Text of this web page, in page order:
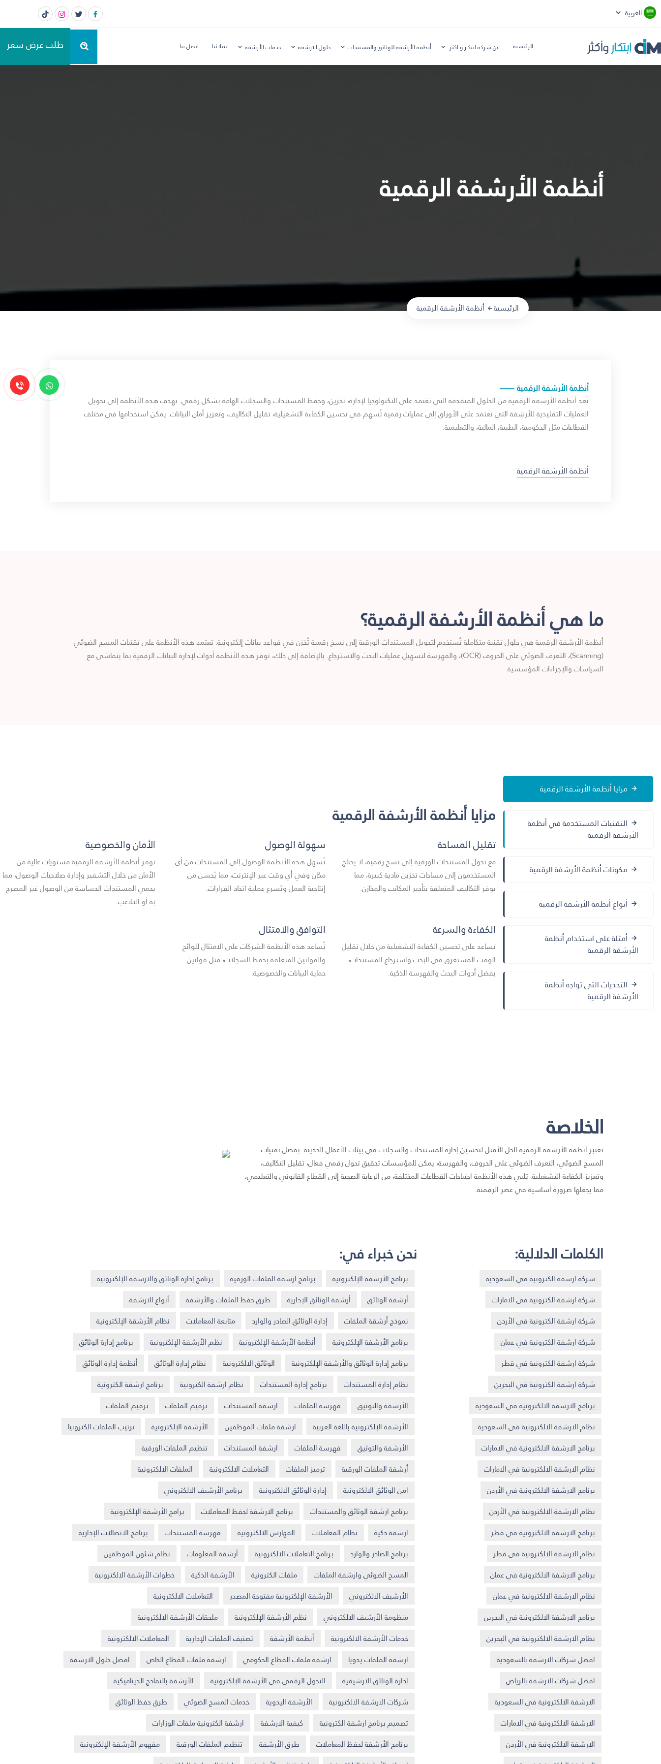
العربية
الرئيسية عن شركة ابتكار و اكثر أنظمة الأرشفة للوثائق والمستندات حلول الارشفة خدمات الأرشفة عملائنا اتصل بنا طلب عرض سعر
أنظمة الأرشفة الرقمية
الرئيسية أنظمة الأرشفة الرقمية
أنظمة الأرشفة الرقمية
تُعد أنظمة الأرشفة الرقمية من الحلول المتقدمة التي تعتمد على التكنولوجيا لإدارة، تخزين، وحفظ المستندات والسجلات الهامة بشكل رقمي. تهدف هذه الأنظمة إلى تحويل
العمليات التقليدية للأرشفة التي تعتمد على الأوراق إلى عمليات رقمية تُسهم في تحسين الكفاءة التشغيلية، تقليل التكاليف، وتعزيز أمان البيانات. يمكن استخدامها في مختلف
القطاعات مثل الحكومية، الطبية، المالية، والتعليمية.
أنظمة الأرشفة الرقمية
ما هي أنظمة الأرشفة الرقمية؟
أنظمة الأرشفة الرقمية هي حلول تقنية متكاملة تُستخدم لتحويل المستندات الورقية إلى نسخ رقمية تُخزن في قواعد بيانات إلكترونية. تعتمد هذه الأنظمة على تقنيات المسح الضوئي
(Scanning)، التعرف الضوئي على الحروف (OCR)، والفهرسة لتسهيل عمليات البحث والاسترجاع. بالإضافة إلى ذلك، توفر هذه الأنظمة أدوات لإدارة البيانات الرقمية بما يتماشى مع
السياسات والإجراءات المؤسسية.
مزايا أنظمة الأرشفة الرقمية
التقنيات المستخدمة في أنظمة
الأرشفة الرقمية
مكونات أنظمة الأرشفة الرقمية
أنواع أنظمة الأرشفة الرقمية
أمثلة على استخدام أنظمة
الأرشفة الرقمية
التحديات التي تواجه أنظمة
الأرشفة الرقمية
مزايا أنظمة الأرشفة الرقمية
تقليل المساحة
مع تحول المستندات الورقية إلى نسخ رقمية، لا يحتاج
المستخدمون إلى مساحات تخزين مادية كبيرة، مما
يوفر التكاليف المتعلقة بتأجير المكاتب والمخازن.
سهولة الوصول
تُسهل هذه الأنظمة الوصول إلى المستندات من أي
مكان وفي أي وقت عبر الإنترنت، مما يُحسن من
إنتاجية العمل ويُسرع عملية اتخاذ القرارات.
الأمان والخصوصية
توفر أنظمة الأرشفة الرقمية مستويات عالية من
الأمان من خلال التشفير وإدارة صلاحيات الوصول، مما
يحمي المستندات الحساسة من الوصول غير المصرح
به أو التلاعب.
الكفاءة والسرعة
تساعد على تحسين الكفاءة التشغيلية من خلال تقليل
الوقت المستغرق في البحث واسترجاع المستندات،
بفضل أدوات البحث والفهرسة الذكية.
التوافق والامتثال
تُساعد هذه الأنظمة الشركات على الامتثال للوائح
والقوانين المتعلقة بحفظ السجلات، مثل قوانين
حماية البيانات والخصوصية.
الخلاصة
تعتبر أنظمة الأرشفة الرقمية الحل الأمثل لتحسين إدارة المستندات والسجلات في بيئات الأعمال الحديثة. بفضل تقنيات
المسح الضوئي، التعرف الضوئي على الحروف، والفهرسة، يمكن للمؤسسات تحقيق تحول رقمي فعال، تقليل التكاليف،
وتعزيز الكفاءة التشغيلية. تلبي هذه الأنظمة احتياجات القطاعات المختلفة، من الرعاية الصحية إلى القطاع القانوني والتعليمي،
مما يجعلها ضرورة أساسية في عصر الرقمنة.
الكلمات الدلالية:
شركة ارشفة الكترونية في السعودية
شركة ارشفة الكترونية في الامارات
شركة ارشفة الكترونية في الأردن
شركة ارشفة الكترونية في عمان
شركة ارشفة الكترونية في قطر
شركة ارشفة الكترونية في البحرين
برنامج الارشفة الالكترونية في السعودية
نظام الارشفة الالكترونية في السعودية
برنامج الارشفة الالكترونية في الامارات
نظام الارشفة الالكترونية في الامارات
برنامج الارشفة الالكترونية في الأردن
نظام الارشفة الالكترونية في الأردن
برنامج الارشفة الالكترونية في قطر
نظام الارشفة الالكترونية في قطر
برنامج الارشفة الالكترونية في عمان
نظام الارشفة الالكترونية في عمان
برنامج الارشفة الالكترونية في البحرين
نظام الارشفة الالكترونية في البحرين
افضل شركات الارشفة بالسعودية
افضل شركات الارشفة بالرياض
الارشفة الالكترونية في السعودية
الارشفة الالكترونية في الامارات
الارشفة الالكترونية في الأردن
نحن خبراء في:
برنامج الأرشفة الإلكترونية برنامج ارشفة الملفات الورقية
برنامج إدارة الوثائق والارشفة الإلكترونية
أرشفة الوثائق
أرشفة الوثائق الإدارية طرق حفظ الملفات والأرشفة
أنواع الارشفة
نموذج أرشفة الملفات
إدارة الوثائق الصادر والوارد متابعة المعاملات
نظام الأرشفة الإلكترونية
برنامج الأرشفة الإلكترونية
أنظمة الأرشفة الإلكترونية نظم الأرشفة الإلكترونية
برنامج إدارة الوثائق
برنامج إدارة الوثائق والأرشفة الإلكترونية
الوثائق الالكترونية نظام إدارة الوثائق
أنظمة إدارة الوثائق
نظام إدارة المستندات
برنامج إدارة المستندات نظام ارشفة الكترونية
برنامج ارشفة الكترونية
الأرشفة والتوثيق
فهرسة الملفات ارشفة المستندات ترقيم الملفات
ترقيم الملفات
الأرشفة الإلكترونية باللغة العربية
ارشفة ملفات الموظفين الأرشفة الإلكترونية
ترتيب الملفات الكترونيا
الأرشفة والتوثيق
فهرسة الملفات ارشفة المستندات
تنظيم الملفات الورقية
أرشفة الملفات الورقية
ترميز الملفات التعاملات الالكترونية
الملفات الالكترونية
امن الوثائق الالكترونية
إدارة الوثائق الالكترونية
برنامج الأرشيف الالكتروني
برنامج ارشفة الوثائق والمستندات
برنامج الارشفة لحفظ المعاملات
برامج الأرشفة الإلكترونية
ارشفة ذكية
نظام المعاملات الفهارس الالكترونية فهرسة المستندات
برنامج الاتصالات الإدارية
برنامج الصادر والوارد
برنامج التعاملات الالكترونية أرشفة المعلومات
نظام شئون الموظفين
المسح الضوئي وارشفة الملفات
ملفات الكترونية الأرشفة الذكية
خطوات الأرشفة الالكترونية
الأرشيف الالكتروني
الأرشفة الإلكترونية مفتوحة المصدر
التعاملات الالكترونية
منظومة الأرشيف الالكتروني
نظم الأرشفة الإلكترونية
ملحقات الأرشفة الالكترونية
خدمات الأرشفة الالكترونية
أنظمة الأرشفة تصنيف الملفات الإدارية
المعاملات الالكترونية
ارشفة الملفات يدويا
ارشفة ملفات القطاع الحكومي ارشفة ملفات القطاع الخاص
افضل حلول الارشفة
إدارة الوثائق الارشيفية
التحول الرقمي في الأرشفة الإلكترونية
الأرشفة بالنماذج الديناميكية
شركات الارشفة الالكترونية
الأرشفة اليدوية خدمات المسح الضوئي
طرق حفظ الوثائق
تصميم برنامج ارشفة الكترونية
كيفية الارشفة
ارشفة الكترونية ملفات الوزارات
برنامج الأرشفة لحفظ المعاملات
طرق الأرشفة تنظيم الملفات الورقية
مفهوم الأرشفة الإلكترونية